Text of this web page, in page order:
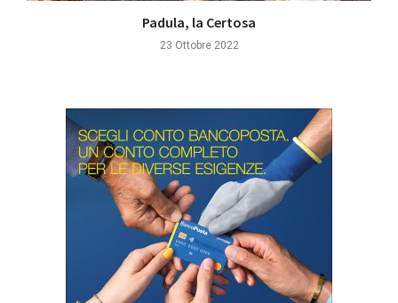
Padula, la Certosa
23 Ottobre 2022